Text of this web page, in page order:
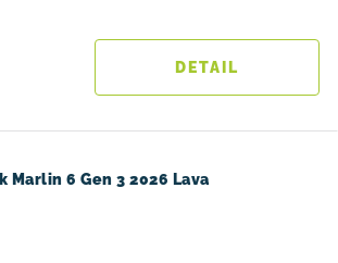
Marlin 6 Gen 3 2026 Lava